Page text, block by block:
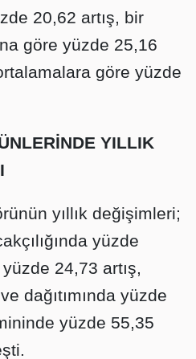
20,62 artış, bir
göre yüzde 25,16
göre yüzde
YILLIK
yıllık değişimleri;
yüzde
24,73 artış,
dağıtımında yüzde
yüzde 55,35